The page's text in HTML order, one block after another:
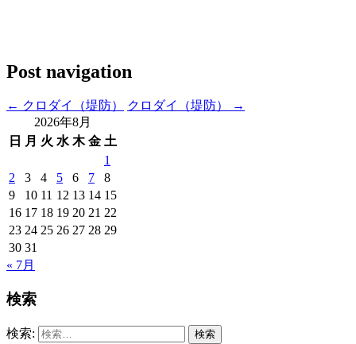
Post navigation
← クロダイ（堤防） クロダイ（堤防）
→
2026年8月
日 月 火 水 木 金 土
1
2
3 4 5 6 7
8
9
10 11 12 13 14 15
16 17 18 19 20 21 22
23 24 25 26 27 28 29
30 31
« 7月
検索
検索: